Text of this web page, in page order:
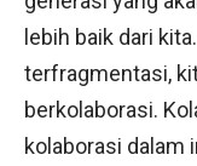
lebih baik dari
terfragmentasi,
berkolaborasi.
kolaborasi dalam